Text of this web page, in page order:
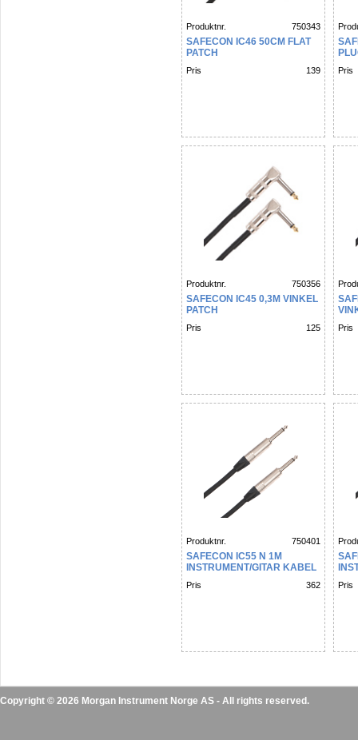
Produktnr. 750343
SAFECON IC46 50CM FLAT
PATCH
Pris 139 Pris
Produktnr. 750356
SAFECON IC45 0,3M VINKEL
PATCH
Pris 125 Pris
Produktnr. 750401
SAFECON IC55 N 1M
INSTRUMENT/GITAR KABEL
Pris 362 Pris
Copyright © 2026 Morgan Instrument Norge AS - All rights reserved.